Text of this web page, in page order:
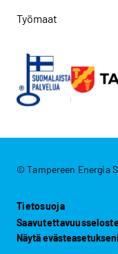
Työmaat
© Tampereen Energia
Tietosuoja
Näytä evästeasetukseni